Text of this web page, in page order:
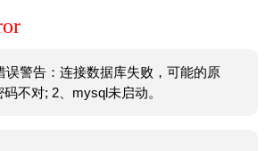
误警告：连接数据库失败，可能的原
不对; 2、mysql未启动。